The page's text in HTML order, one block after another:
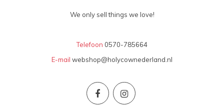
We only sell things we love!
Telefoon 0570-785664
E-mail webshop@holycownederland.nl